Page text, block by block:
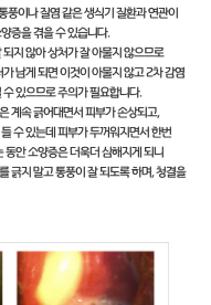
풍이나 질염 같은 생식기 질환과 연관이
증을 겪을 수 있습니다.
지 않아 상처가 잘 아물지 않으므로
남게 되면 이것이 아물지 않고 2차 감염
있으므로 주의가 필요합니다.
계속 긁어대면서 피부가 손상되고,
수 있는데 피부가 두꺼워지면서 한번
동안 소양증은 더욱더 심해지게 되니
긁지 말고 통풍이 잘 되도록 하며, 청결을